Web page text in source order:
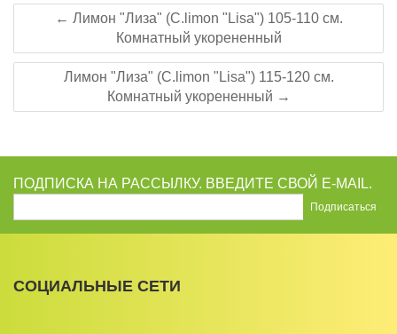
← Лимон "Лиза" (C.limon "Lisa") 105-110 см.
Комнатный укорененный
Лимон "Лиза" (C.limon "Lisa") 115-120 см.
Комнатный укорененный →
ПОДПИСКА НА РАССЫЛКУ. ВВЕДИТЕ СВОЙ E-MAIL.
СОЦИАЛЬНЫЕ СЕТИ